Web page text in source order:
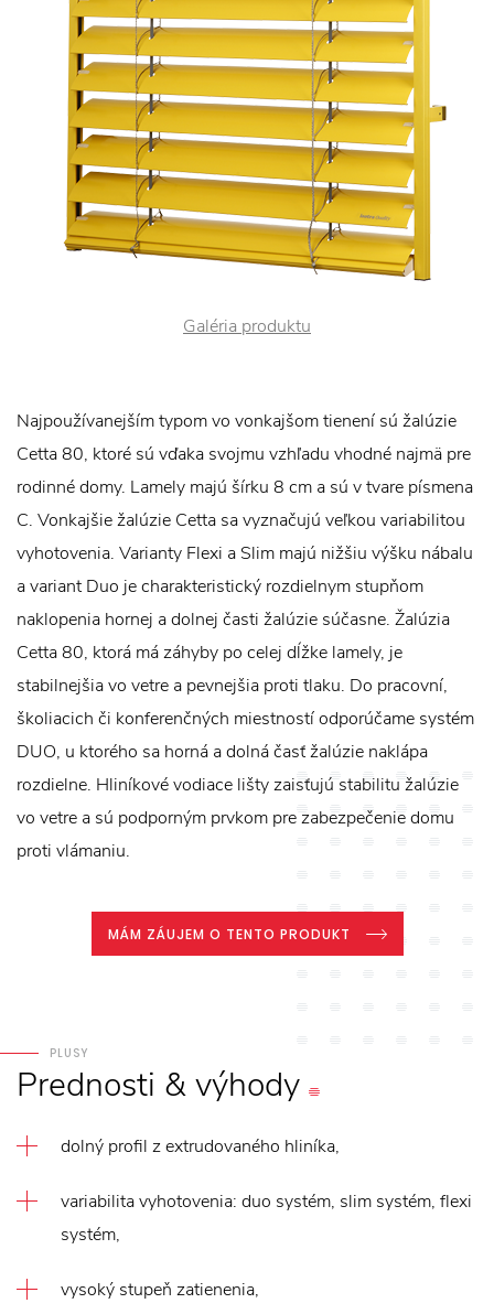
Galéria produktu
Najpoužívanejším typom vo vonkajšom tienení sú žalúzie
Cetta 80, ktoré sú vďaka svojmu vzhľadu vhodné najmä pre
rodinné domy. Lamely majú šírku 8 cm a sú v tvare písmena
C. Vonkajšie žalúzie Cetta sa vyznačujú veľkou variabilitou
vyhotovenia. Varianty Flexi a Slim majú nižšiu výšku nábalu
a variant Duo je charakteristický rozdielnym stupňom
naklopenia hornej a dolnej časti žalúzie súčasne. Žalúzia
Cetta 80, ktorá má záhyby po celej dĺžke lamely, je
stabilnejšia vo vetre a pevnejšia proti tlaku. Do pracovní,
školiacich či konferenčných miestností odporúčame systém
DUO, u ktorého sa horná a dolná časť žalúzie naklápa
rozdielne. Hliníkové vodiace lišty zaisťujú stabilitu žalúzie
vo vetre a sú podporným prvkom pre zabezpečenie domu
proti vlámaniu.
MÁM ZÁUJEM O TENTO PRODUKT
PLUSY
Prednosti &výhody
dolný profil z extrudovaného hliníka,
variabilita vyhotovenia: duo systém, slim systém, flexi
systém,
vysoký stupeň zatienenia,